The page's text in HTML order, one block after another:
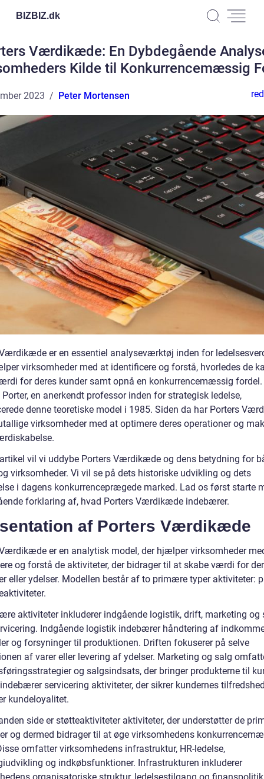
BIZBIZ.dk
Værdikæde: En Dybdegående
Kilde til Konkurrencemæssig
2023 Peter Mortensen
er en essentiel analyseværktøj inden for
virksomheder med at identificere og forstå, hvorledes de
for deres kunder samt opnå en konkurrencemæssig fordel.
en anerkendt professor inden for strategisk ledelse,
denne teoretiske model i 1985. Siden da har Porters
virksomheder med at optimere deres operationer og
vil vi uddybe Porters Værdikæde og dens betydning for
virksomheder. Vi vil se på dets historiske udvikling og dets
i dagens konkurrenceprægede marked. Lad os først starte
forklaring af, hvad Porters Værdikæde indebærer.
af Porters Værdikæde
er en analytisk model, der hjælper virksomheder
og forstå de aktiviteter, der bidrager til at skabe værdi for
eller ydelser. Modellen består af to primære typer aktiviteter:
aktiviteter inkluderer indgående logistik, drift, marketing og
Indgående logistik indebærer håndtering af
og forsyninger til produktionen. Driften fokuserer på selve
af varer eller levering af ydelser. Marketing og salg
og salgsindsats, der bringer produkterne til
servicering aktiviteter, der sikrer kundernes
kundeloyalitet.
side er støtteaktiviteter aktiviteter, der understøtter de
og dermed bidrager til at øge virksomhedens
omfatter virksomhedens infrastruktur, HR-ledelse,
og indkøbsfunktioner. Infrastrukturen inkluderer